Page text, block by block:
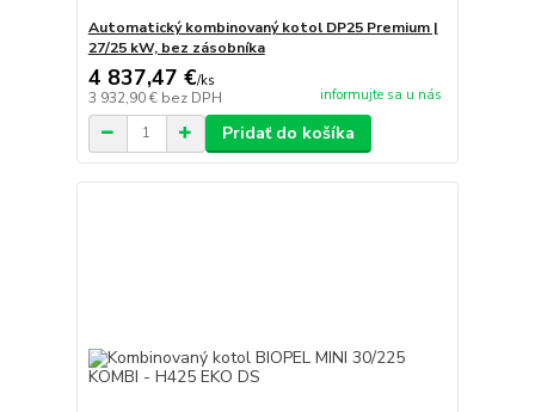
Automatický kombinovaný kotol DP25 Premium |
27/25 kW, bez zásobníka
4 837,47 €/ks
3 932,90 € bez DPH informujte sa u nás
Pridať do košíka